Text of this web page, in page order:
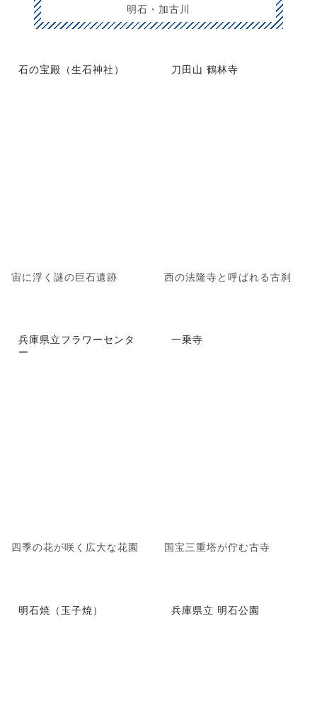
明石・加古川
石の宝殿（生石神社）
宙に浮く謎の巨石遺跡
刀田山 鶴林寺
西の法隆寺と呼ばれる古刹
兵庫県立フラワーセンタ
ー
四季の花が咲く広大な花園
一乗寺
国宝三重塔が佇む古寺
明石焼（玉子焼） 兵庫県立 明石公園